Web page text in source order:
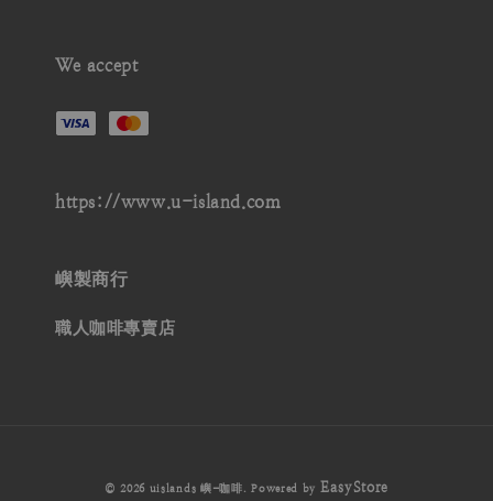
We accept
https://www.u-island.com
嶼製商行
職人咖啡專賣店
© 2026 uislands 嶼-咖啡. Powered by EasyStore